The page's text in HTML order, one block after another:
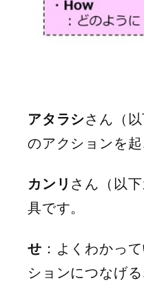
アタラシさん（
のアクションを
カンリ さん（以下
具です。
せ ：よくわかっ
ションにつなげ